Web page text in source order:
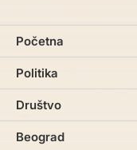
Početna
Politika
Društvo
Beograd